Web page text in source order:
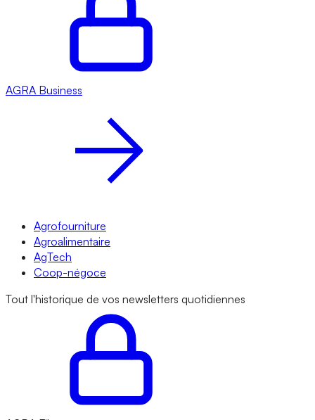
AGRA Business
Agrofourniture
Agroalimentaire
AgTech
Coop-négoce
Tout l'historique de vos newsletters quotidiennes